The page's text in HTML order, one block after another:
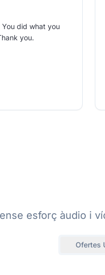
did what you
you.
esforç àudio i
Ofertes